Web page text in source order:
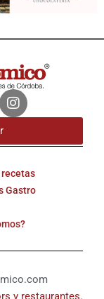
Instagram
recetas
Gastro
y restaurantes.